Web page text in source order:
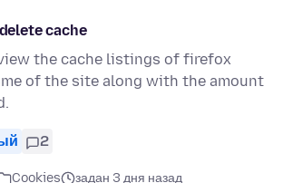
cache
the cache listings of firefox
of the site along with the amount
2
Cookies задан 3 дня назад